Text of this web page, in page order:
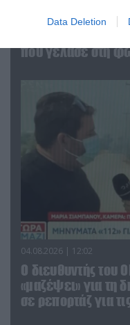
Data Deletion
Η ανακοίνωση
που γέλασε στη
04.08.2026 | 12:02
O διευθυντής του
«μαζέψει» για τη
σε ρεπορτάζ για